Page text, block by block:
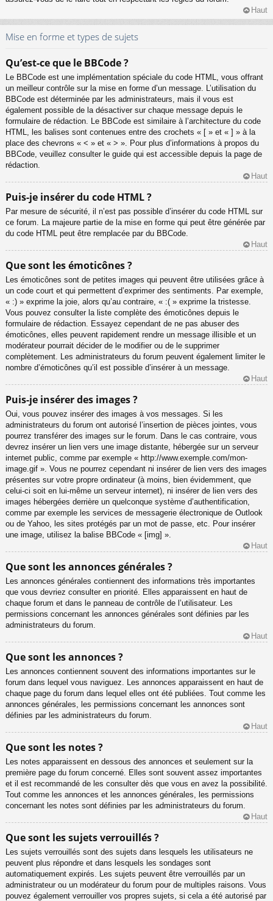
Haut
Mise en forme et types de sujets
Qu’est-ce que le BBCode ?
Le BBCode est une implémentation spéciale du code HTML, vous offrant
un meilleur contrôle sur la mise en forme d’un message. L’utilisation du
BBCode est déterminée par les administrateurs, mais il vous est
également possible de la désactiver sur chaque message depuis le
formulaire de rédaction. Le BBCode est similaire à l’architecture du code
HTML, les balises sont contenues entre des crochets « [ » et « ] » à la
place des chevrons « < » et « > ». Pour plus d’informations à propos du
BBCode, veuillez consulter le guide qui est accessible depuis la page de
rédaction.
Haut
Puis-je insérer du code HTML ?
Par mesure de sécurité, il n’est pas possible d’insérer du code HTML sur
ce forum. La majeure partie de la mise en forme qui peut être générée par
du code HTML peut être remplacée par du BBCode.
Haut
Que sont les émoticônes ?
Les émoticônes sont de petites images qui peuvent être utilisées grâce à
un code court et qui permettent d’exprimer des sentiments. Par exemple,
« :) » exprime la joie, alors qu’au contraire, « :( » exprime la tristesse.
Vous pouvez consulter la liste complète des émoticônes depuis le
formulaire de rédaction. Essayez cependant de ne pas abuser des
émoticônes, elles peuvent rapidement rendre un message illisible et un
modérateur pourrait décider de le modifier ou de le supprimer
complètement. Les administrateurs du forum peuvent également limiter le
nombre d’émoticônes qu’il est possible d’insérer à un message.
Haut
Puis-je insérer des images ?
Oui, vous pouvez insérer des images à vos messages. Si les
administrateurs du forum ont autorisé l’insertion de pièces jointes, vous
pourrez transférer des images sur le forum. Dans le cas contraire, vous
devrez insérer un lien vers une image distante, hébergée sur un serveur
internet public, comme par exemple « http://www.exemple.com/mon-
image.gif ». Vous ne pourrez cependant ni insérer de lien vers des images
présentes sur votre propre ordinateur (à moins, bien évidemment, que
celui-ci soit en lui-même un serveur internet), ni insérer de lien vers des
images hébergées derrière un quelconque système d’authentification,
comme par exemple les services de messagerie électronique de Outlook
ou de Yahoo, les sites protégés par un mot de passe, etc. Pour insérer
une image, utilisez la balise BBCode « [img] ».
Haut
Que sont les annonces générales ?
Les annonces générales contiennent des informations très importantes
que vous devriez consulter en priorité. Elles apparaissent en haut de
chaque forum et dans le panneau de contrôle de l’utilisateur. Les
permissions concernant les annonces générales sont définies par les
administrateurs du forum.
Haut
Que sont les annonces ?
Les annonces contiennent souvent des informations importantes sur le
forum dans lequel vous naviguez. Les annonces apparaissent en haut de
chaque page du forum dans lequel elles ont été publiées. Tout comme les
annonces générales, les permissions concernant les annonces sont
définies par les administrateurs du forum.
Haut
Que sont les notes ?
Les notes apparaissent en dessous des annonces et seulement sur la
première page du forum concerné. Elles sont souvent assez importantes
et il est recommandé de les consulter dès que vous en avez la possibilité.
Tout comme les annonces et les annonces générales, les permissions
concernant les notes sont définies par les administrateurs du forum.
Haut
Que sont les sujets verrouillés ?
Les sujets verrouillés sont des sujets dans lesquels les utilisateurs ne
peuvent plus répondre et dans lesquels les sondages sont
automatiquement expirés. Les sujets peuvent être verrouillés par un
administrateur ou un modérateur du forum pour de multiples raisons. Vous
pouvez également verrouiller vos propres sujets, si cela a été autorisé par